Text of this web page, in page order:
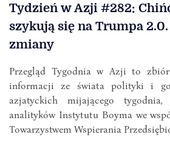
Tydzień w Azji #282:
szykują się na Trumpa
zmiany
Przegląd Tygodnia w Azji to zbiór
informacji ze świata polityki i
azjatyckich mijającego
analityków Instytutu Boyma we
Towarzystwem Wspierania